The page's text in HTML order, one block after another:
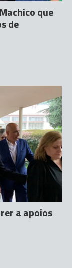
que
de
a apoios